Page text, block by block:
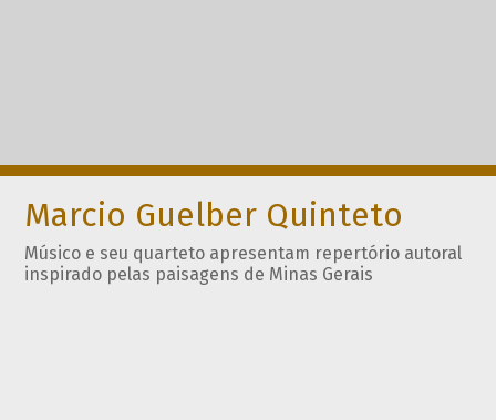
Marcio Guelber Quinteto
Músico e seu quarteto apresentam repertório autoral
inspirado pelas paisagens de Minas Gerais